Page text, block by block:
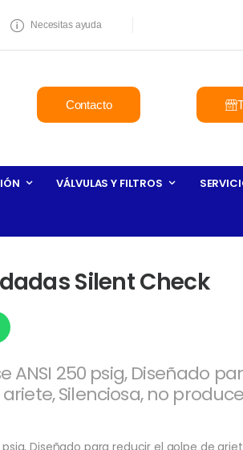
Necesitas ayuda
Contacto
VÁLVULAS Y FILTROS
Silent Check
ANSI 250 psig, Diseñado
Silenciosa, no
Diseñado para reducir el golpe de